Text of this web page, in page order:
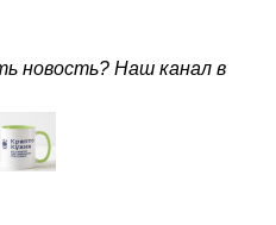
новость? Наш канал в